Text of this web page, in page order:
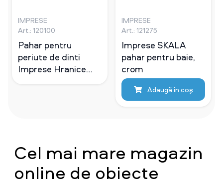
IMPRESE
Art.: 120100
Pahar pentru
periute de dinti
Imprese Hranice
IMPRESE
Art.: 121275
Imprese SKALA
pahar pentru baie,
crom
Adaugă in coş
Cel mai mare magazin
online de obiecte